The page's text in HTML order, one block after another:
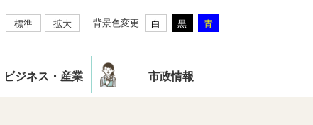
標準 拡大 背景色変更 白 黒 青
ビジネス・産業 市政情報